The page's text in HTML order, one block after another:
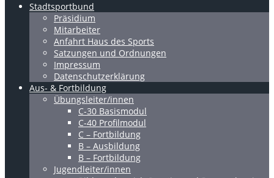
Stadtsportbund
Präsidium
Mitarbeiter
Anfahrt Haus des Sports
Satzungen und Ordnungen
Impressum
Datenschutzerklärung
Aus- & Fortbildung
Übungsleiter/innen
C-30 Basismodul
C-40 Profilmodul
C – Fortbildung
B – Ausbildung
B – Fortbildung
Jugendleiter/innen